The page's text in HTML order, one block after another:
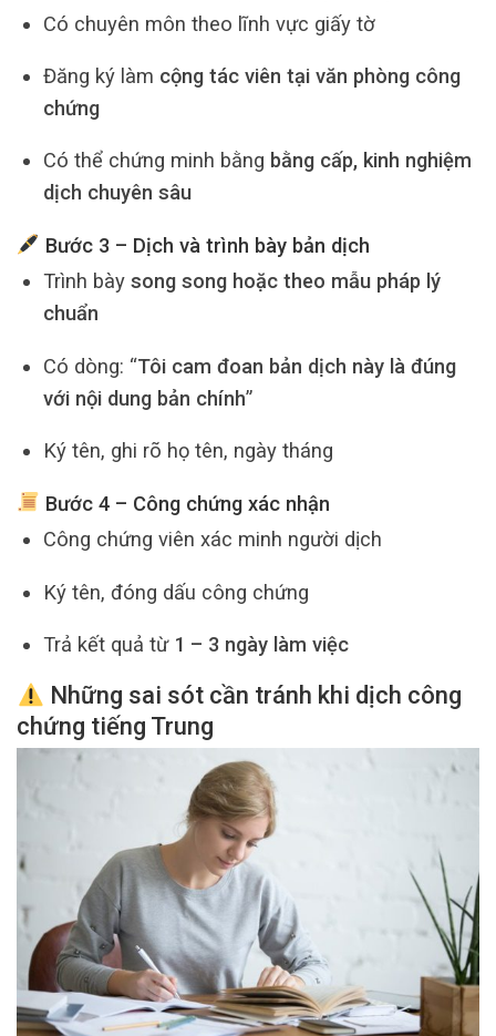
Có chuyên môn theo lĩnh vực giấy tờ
Đăng ký làm cộng tác viên tại văn phòng công
chứng
Có thể chứng minh bằng bằng cấp, kinh nghiệm
dịch chuyên sâu
Bước 3 – Dịch và trình bày bản dịch
Trình bày song song hoặc theo mẫu pháp lý
chuẩn
Có dòng: “Tôi cam đoan bản dịch này là đúng
với nội dung bản chính”
Ký tên, ghi rõ họ tên, ngày tháng
Bước 4 – Công chứng xác nhận
Công chứng viên xác minh người dịch
Ký tên, đóng dấu công chứng
Trả kết quả từ 1 – 3 ngày làm việc
Những sai sót cần tránh khi dịch công
chứng tiếng Trung